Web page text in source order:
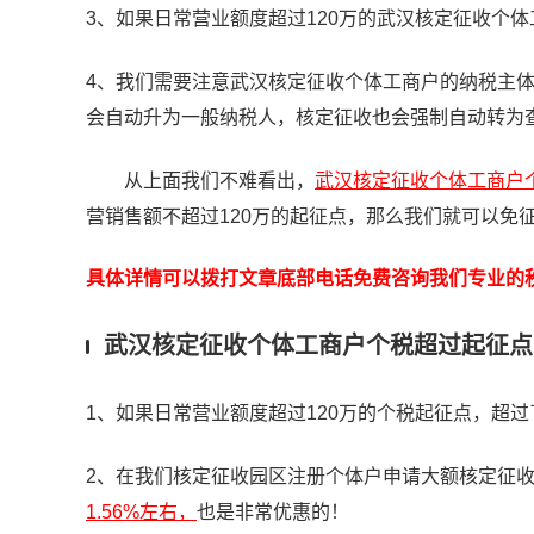
3、如果日常营业额度超过120万的武汉核定征收个
4、我们需要注意武汉核定征收个体工商户的纳税主
会自动升为一般纳税人，核定征收也会强制自动转
从上面我们不难看出， 武汉核定征收个体工商户
营销售额不超过120万的起征点，那么我们就可以免
具体详情可以拨打文章底部电话免费咨询我们专业的
武汉核定征收个体工商户个税超过起征
1、如果日常营业额度超过120万的个税起征点， 超过
2、在我们核定征收园区注册个体户申请大额核定征
1.56%左右， 也是非常优惠的！